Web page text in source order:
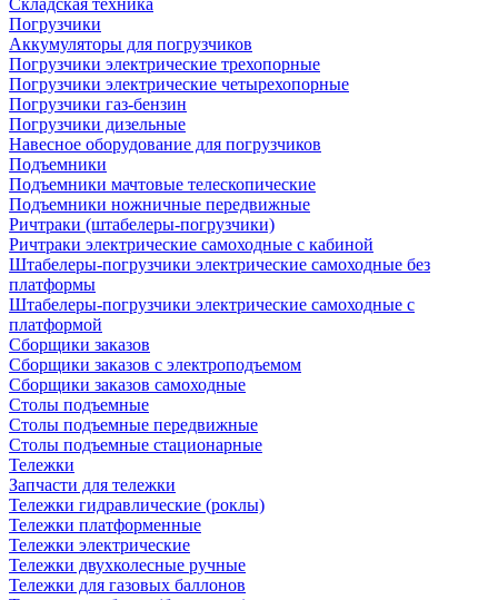
Складская техника
Погрузчики
Аккумуляторы для погрузчиков
Погрузчики электрические трехопорные
Погрузчики электрические четырехопорные
Погрузчики газ-бензин
Погрузчики дизельные
Навесное оборудование для погрузчиков
Подъемники
Подъемники мачтовые телескопические
Подъемники ножничные передвижные
Ричтраки (штабелеры-погрузчики)
Ричтраки электрические самоходные с кабиной
Штабелеры-погрузчики электрические самоходные без
платформы
Штабелеры-погрузчики электрические самоходные с
платформой
Сборщики заказов
Сборщики заказов с электроподъемом
Сборщики заказов самоходные
Столы подъемные
Столы подъемные передвижные
Столы подъемные стационарные
Тележки
Запчасти для тележки
Тележки гидравлические (роклы)
Тележки платформенные
Тележки электрические
Тележки двухколесные ручные
Тележки для газовых баллонов